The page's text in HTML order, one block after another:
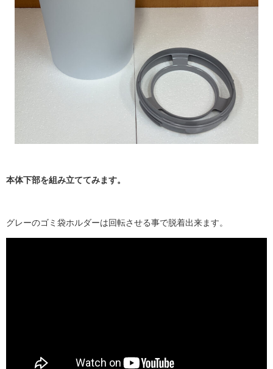
本体下部を組み立ててみます。
グレーのゴミ袋ホルダーは回転させる事で脱着出来ます。